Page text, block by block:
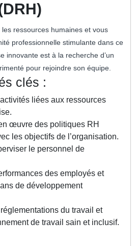
ressources humaines et vous
professionnelle stimulante dans ce
innovante est à la recherche d’un
pour rejoindre son équipe.
clés :
liées aux ressources
œuvre des politiques RH
les objectifs de l’organisation.
le personnel de
des employés et
de développement
du travail et
de travail sain et inclusif.